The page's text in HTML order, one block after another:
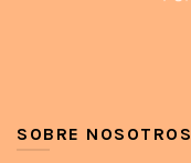
SOBRE NOSOTROS